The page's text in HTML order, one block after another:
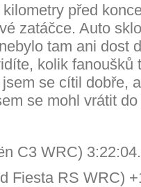
před
zatáčce. Auto
tam ani dost
kolik
se cítil dobře,
se mohl vrátit
C3 WRC)
Fiesta RS WRC)